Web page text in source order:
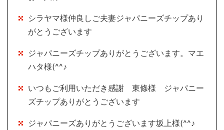
シラヤマ様仲良しご夫妻ジャパニーズチップあり
がとうございます
ジャパニーズチップありがとうございます。マエ
ハタ様(^^♪
いつもご利用いただき感謝 東條様 ジャパニー
ズチップありがとうございます
ジャパニーズありがとうございます坂上様(^^♪